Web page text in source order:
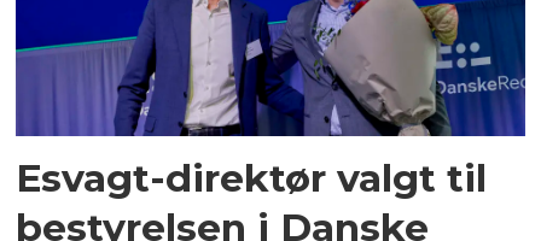
Esvagt-direktør valgt til
bestyrelsen i Danske